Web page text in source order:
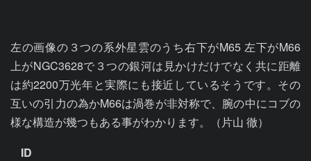
左の画像の３つの系外星雲のうち右下がM65 左下がM66
上がNGC3628で３つの銀河は見かけだけでなく共に距離
は約2200万光年と実際にも接近しているそうです。その
互いの引力の為かM66は渦巻が非対称で、腕の中にコブの
様な構造が幾つもある事がわかります。（片山 徹）
ID